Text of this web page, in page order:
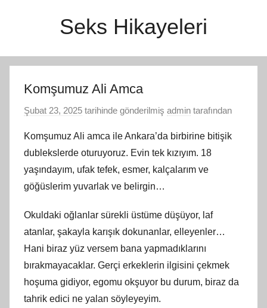
Seks Hikayeleri
Komşumuz Ali Amca
Şubat 23, 2025 tarihinde gönderilmiş admin tarafından
Komşumuz Ali amca ile Ankara’da birbirine bitişik
dublekslerde oturuyoruz. Evin tek kızıyım. 18
yaşındayım, ufak tefek, esmer, kalçalarım ve
göğüslerim yuvarlak ve belirgin…
Okuldaki oğlanlar sürekli üstüme düşüyor, laf
atanlar, şakayla karışık dokunanlar, elleyenler…
Hani biraz yüz versem bana yapmadıklarını
bırakmayacaklar. Gerçi erkeklerin ilgisini çekmek
hoşuma gidiyor, egomu okşuyor bu durum, biraz da
tahrik edici ne yalan söyleyeyim.